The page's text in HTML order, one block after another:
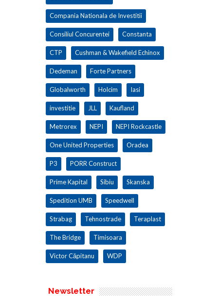
Compania Nationala de Investitii
Consiliul Concurentei Constanta
CTP Cushman & Wakefield Echinox
Dedeman Forte Partners
Globalworth Holcim Iasi
investitie JLL Kaufland
Metrorex NEPI NEPI Rockcastle
One United Properties Oradea
P3 PORR Construct
Prime Kapital Sibiu Skanska
Spedition UMB Speedwell
Strabag Tehnostrade Teraplast
The Bridge Timisoara
Victor Căpitanu WDP
Newsletter